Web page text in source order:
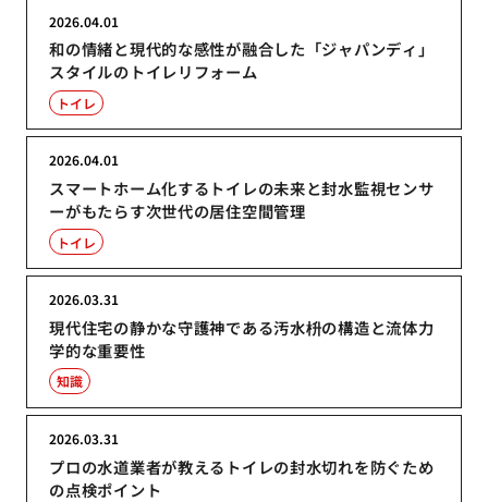
和の情緒と現代的な感性が融合した「ジャパンディ」
スタイルのトイレリフォーム
2026.04.01
トイレ
スマートホーム化するトイレの未来と封水監視センサ
ーがもたらす次世代の居住空間管理
2026.04.01
トイレ
現代住宅の静かな守護神である汚水枡の構造と流体力
学的な重要性
2026.03.31
知識
プロの水道業者が教えるトイレの封水切れを防ぐため
の点検ポイント
2026.03.31